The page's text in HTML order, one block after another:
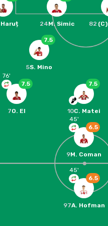
Haruț 24M. Simic 82 (C)
7.5
5S. Mino
7.5
76'
7O. El
7.5
10C. Matei
6.5
45'
9M. Coman
6.5
45'
97A. Hofman